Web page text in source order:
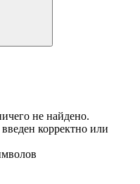
не найдено.
корректно или